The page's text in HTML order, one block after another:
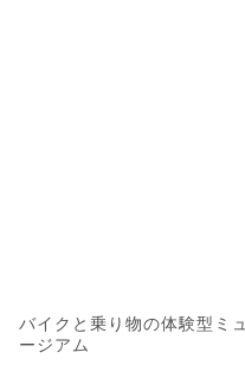
バイクと乗り物の体験型ミュ
ージアム